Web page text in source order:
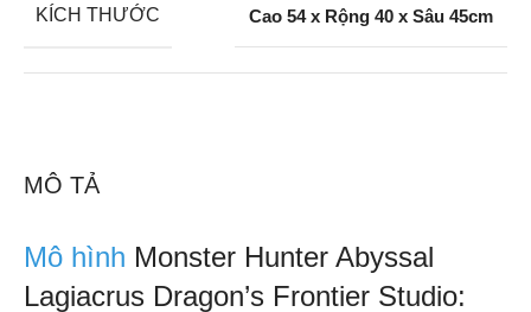
MÔ TẢ
Mô hình Monster Hunter Abyssal
Lagiacrus Dragon’s Frontier Studio:
KÍCH THƯỚC Cao 54 x Rộng 40 x Sâu 45cm